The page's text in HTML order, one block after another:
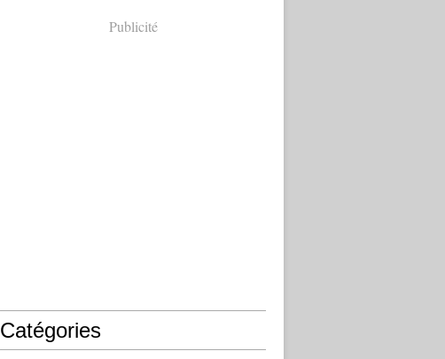
Publicité
Catégories